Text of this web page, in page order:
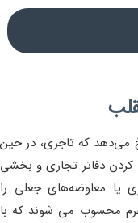
که تاجری، در حین
کردن دفاتر تجاری و بخشی
یا معاوضه‌های جعلی را
محسوب می شوند که با